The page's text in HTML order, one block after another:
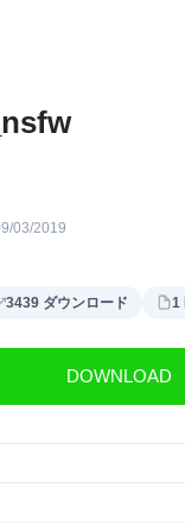
03/2019
3439 ダウンロード 1
DOWNLOAD